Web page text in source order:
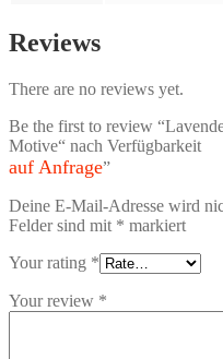
Reviews
There are no reviews yet.
Be the first to review
Motive“ nach Verfügbarkeit
auf Anfrage”
Deine E-Mail-Adresse wird
Felder sind mit * markiert
Your rating *
Your review *